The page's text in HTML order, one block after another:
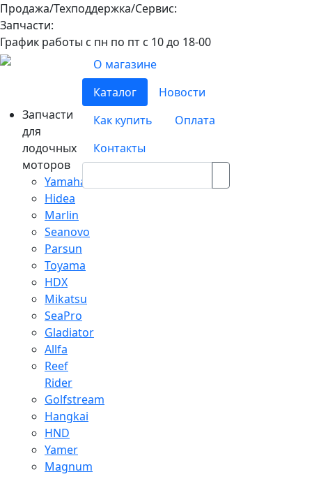
Продажа/Техподдержка/Сервис:
Запчасти:
График работы с пн по пт с 10 до 18-00
Запчасти
для
лодочных
моторов
Yamaha
Hidea
Marlin
Seanovo
Parsun
Toyama
HDX
Mikatsu
SeaPro
Gladiator
Allfa
Reef
Rider
Golfstream
Hangkai
HND
Yamer
Magnum
О магазине
Каталог
Новости
Как купить
Оплата
Контакты